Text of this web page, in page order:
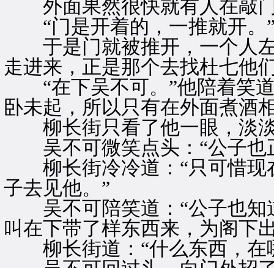
外面果然很快就有人在敲
“门是开着的，一推就开。
于是门就被推开，一个人左
走进来，正是那个去找杜七他
“在下吴不可。”他陪着笑道
卧未起，所以只有在外面煮酒
柳长街只看了他一眼，淡淡
吴不可微笑点头：“公子也
柳长街冷冷道：“只可惜现
子去见他。”
吴不可陪笑道：“公子也知
叫在下带了样东西来，为阁下
柳长街道：“什么东西，在